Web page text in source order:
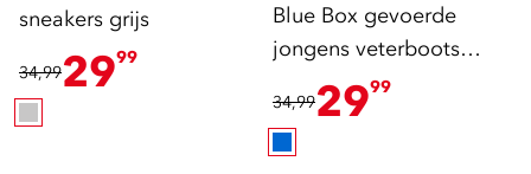
sneakers grijs
34,992999
Blue Box gevoerde
jongens veterboots
blauw
34,992999